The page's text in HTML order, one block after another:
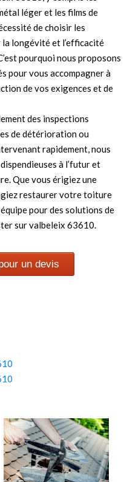
léger et les films de
de choisir les
longévité et l’efficacité
pourquoi nous proposons
pour vous accompagner à
de vos exigences et de
des inspections
de détérioration ou
rapidement, nous
à l’futur et
Que vous érigiez une
restaurer votre toiture
pour des solutions de
sur valbeleix 63610.
un devis